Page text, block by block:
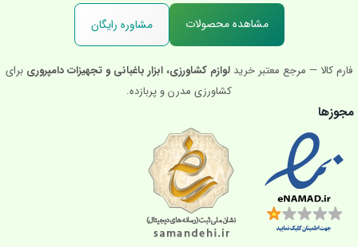
مشاهده محصولات مشاوره رایگان
فارم کالا — مرجع معتبر خرید لوازم کشاورزی، ابزار باغبانی و تجهیزات دامپروری برای
کشاورزی مدرن و پربازده.
مجوزها